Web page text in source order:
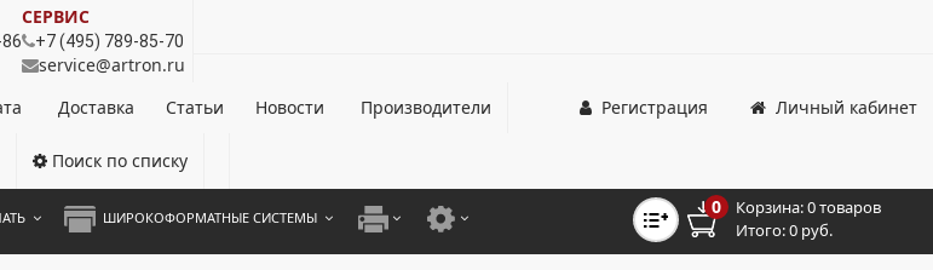
СЕРВИС
+7 (495) 789-85-70
service@artron.ru
Доставка Статьи Новости Производители Личный кабинет
Регистрация
Поиск по списку
ШИРОКОФОРМАТНЫЕ СИСТЕМЫ 0 Корзина:0 товаров
Итого:0 руб.